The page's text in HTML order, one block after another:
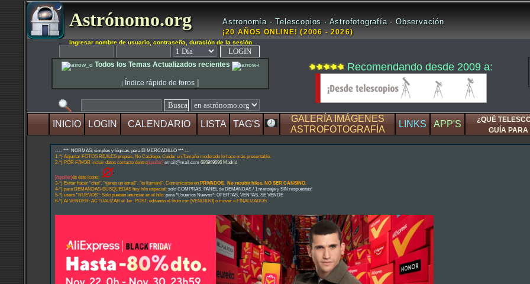
Astrónomo.org Astronomía · Telescopios · Astrofotografía · Observación
¡20 AÑOS ONLINE! (2006 - 2026)
Ingresar nombre de usuario, contraseña, duración de la sesión
Todos los Temas Actualizados recientes
| Índice rápido de foros |
Recomendando desde 2009 a:
INICIO LOGIN CALENDARIO LISTA TAG'S
GALERÍA IMÁGENES
ASTROFOTOGRAFÍA
LINKS APP'S
¿QUÉ
GUÍA PARA
---- *** NORMAS, simples y lógicas, para El MERCADILLO *** ---
1-*) Adjuntar FOTOS REALES propias, No Catálogo, Cuidar un Tamaño moderado lo hace más presentable.
2-*) POR FAVOR incluir datos contacto dentro[spoiler] email@mail.com 696969696 Madrid
[/spoiler]és éste icono:
3-*) Evitar hacer "chat", "tienes un email", "te llamaré". Comunicarse en PRIVADOS. No resubir hilos, NO SER CANSINO.
4-*) para DEMANDAS-BÚSQUEDAS hay hilo especial: solo COMPRAS, PANEL de DEMANDAS / 1 mensaje y SIN respuestas!
5-*) users "NUEVOS": Solo pueden anunciar en el hilo: para *Usuarios Nuevos*: OFERTAS, VENTAS, SE VENDE
6-*) Al VENDER: ACTUALIZAR el 1er. POST, editando el título con [VENDIDO] o mover a FINALIZADOS